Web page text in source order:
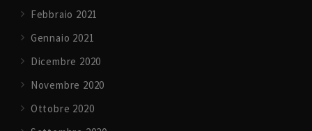
Febbraio 2021
Gennaio 2021
Dicembre 2020
Novembre 2020
Ottobre 2020